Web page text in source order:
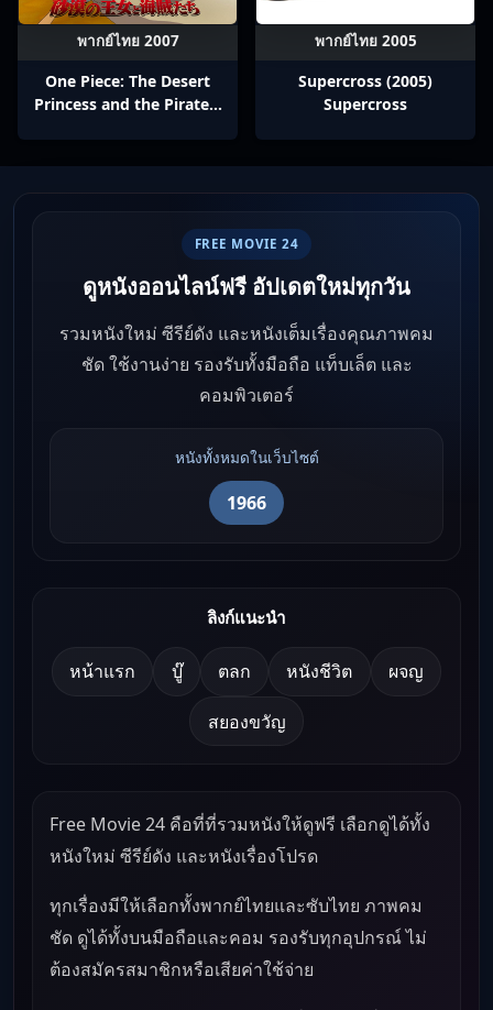
พากย์ไทย 2007
One Piece: The Desert
Princess and the Pirates:
เจ้าหญิงแห่งทะเลทรายและ
โจรสลัด
พากย์ไทย 2005
Supercross (2005)
Supercross
FREE MOVIE 24
ดูหนังออนไลน์ฟรี อัปเดตใหม่ทุกวัน
รวมหนังใหม่ ซีรีย์ดัง และหนังเต็มเรื่องคุณภาพคม
ชัด ใช้งานง่าย รองรับทั้งมือถือ แท็บเล็ต และ
คอมพิวเตอร์
หนังทั้งหมดในเว็บไซต์
1966
ลิงก์แนะนำ
หน้าแรก บู๊ ตลก หนังชีวิต ผจญ
สยองขวัญ
Free Movie 24 คือที่ที่รวมหนังให้ดูฟรี เลือกดูได้ทั้ง
หนังใหม่ ซีรีย์ดัง และหนังเรื่องโปรด
ทุกเรื่องมีให้เลือกทั้งพากย์ไทยและซับไทย ภาพคม
ชัด ดูได้ทั้งบนมือถือและคอม รองรับทุกอุปกรณ์ ไม่
ต้องสมัครสมาชิกหรือเสียค่าใช้จ่าย